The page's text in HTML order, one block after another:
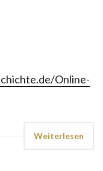
Online-
Weiterlesen